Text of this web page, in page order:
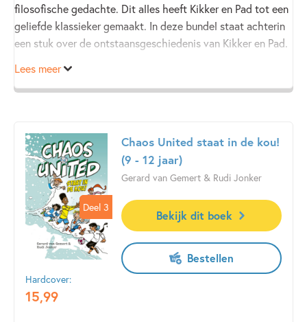
filosofische gedachte. Dit alles heeft Kikker en Pad tot een
geliefde klassieker gemaakt. In deze bundel staat achterin
een stuk over de ontstaansgeschiedenis van Kikker en Pad.
Lees meer
Deel 3
Deel 3
Hardcover:
15,99
Chaos United staat in de kou!
(9 - 12 jaar)
Gerard van Gemert & Rudi Jonker
Bekijk dit boek
Bestellen